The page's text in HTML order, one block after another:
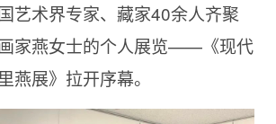
艺术界专家、藏家40余人齐聚
家燕女士的个人展览——《现代
燕展》拉开序幕。